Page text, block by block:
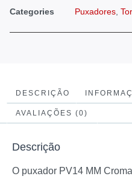
Categories
Puxadores,
DESCRIÇÃO
AVALIAÇÕES (0)
Descrição
O puxador PV14 MM